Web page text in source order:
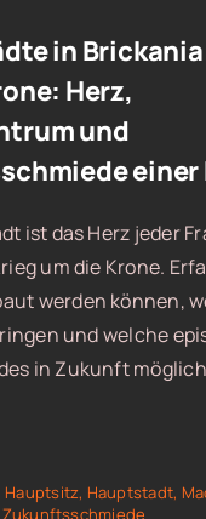
in Brickania
Herz,
und
einer
ist das Herz jeder
um die Krone.
werden können,
und welche
in Zukunft
Hauptsitz, Hauptstadt,
Zukunftsschmiede